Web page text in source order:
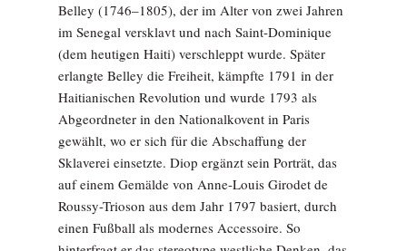
Belley (1746–1805), der im Alter von zwei Jahren
im Senegal versklavt und nach Saint-Dominique
(dem heutigen Haiti) verschleppt wurde. Später
erlangte Belley die Freiheit, kämpfte 1791 in der
Haitianischen Revolution und wurde 1793 als
Abgeordneter in den Nationalkovent in Paris
gewählt, wo er sich für die Abschaffung der
Sklaverei einsetzte. Diop ergänzt sein Porträt, das
auf einem Gemälde von Anne-Louis Girodet de
Roussy-Trioson aus dem Jahr 1797 basiert, durch
einen Fußball als modernes Accessoire. So